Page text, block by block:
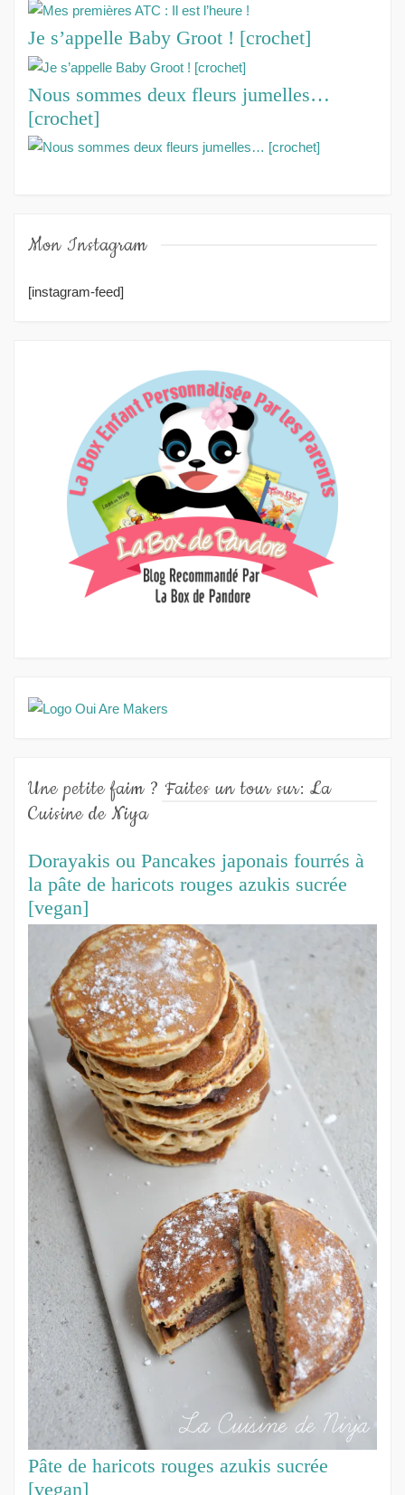
Je s’appelle Baby Groot ! [crochet]
Nous sommes deux fleurs jumelles…
[crochet]
Mon Instagram
[instagram-feed]
Une petite faim ? Faites un tour sur: La
Cuisine de Niya
Dorayakis ou Pancakes japonais fourrés à
la pâte de haricots rouges azukis sucrée
[vegan]
Pâte de haricots rouges azukis sucrée
[vegan]